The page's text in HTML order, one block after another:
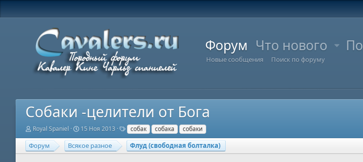
Форум Что нового
Новые сообщения Поиск по форуму
Собаки -целители от Бога
А
т
о
Royal Spaniel
Д
т
а
15 Ноя 2013
Т
е
г
и
собак собака собаки
Форум Всякое разное Флуд (свободная болталка)